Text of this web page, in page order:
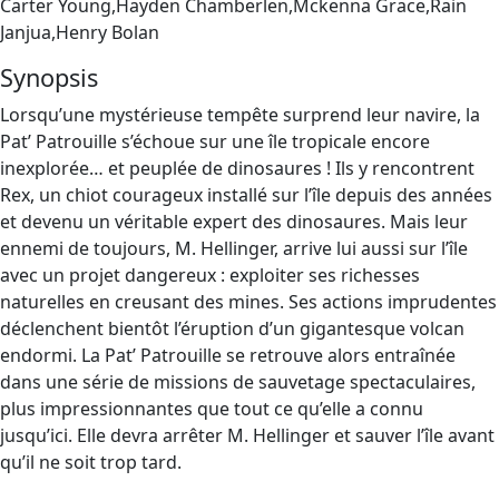
Carter Young,Hayden Chamberlen,Mckenna Grace,Rain
Janjua,Henry Bolan
Synopsis
Lorsqu’une mystérieuse tempête surprend leur navire, la
Pat’ Patrouille s’échoue sur une île tropicale encore
inexplorée… et peuplée de dinosaures ! Ils y rencontrent
Rex, un chiot courageux installé sur l’île depuis des années
et devenu un véritable expert des dinosaures. Mais leur
ennemi de toujours, M. Hellinger, arrive lui aussi sur l’île
avec un projet dangereux : exploiter ses richesses
naturelles en creusant des mines. Ses actions imprudentes
déclenchent bientôt l’éruption d’un gigantesque volcan
endormi. La Pat’ Patrouille se retrouve alors entraînée
dans une série de missions de sauvetage spectaculaires,
plus impressionnantes que tout ce qu’elle a connu
jusqu’ici. Elle devra arrêter M. Hellinger et sauver l’île avant
qu’il ne soit trop tard.